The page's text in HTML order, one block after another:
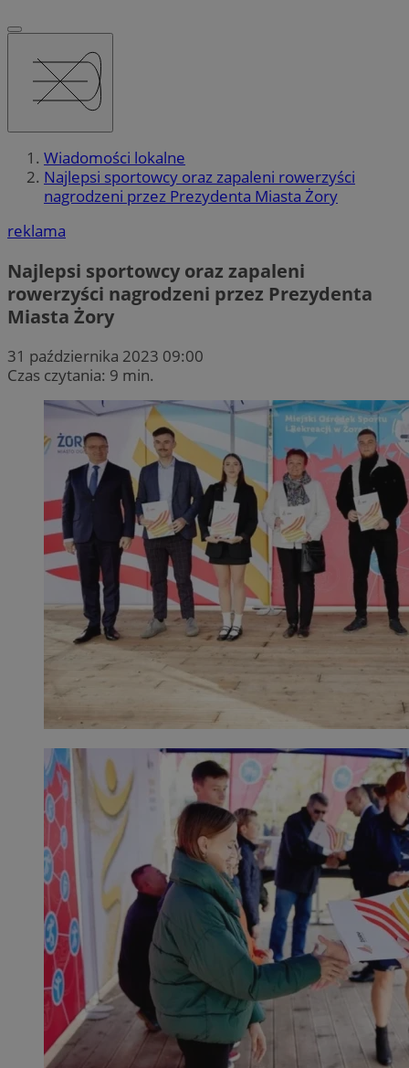
Wiadomości lokalne
Najlepsi sportowcy oraz zapaleni rowerzyści
nagrodzeni przez Prezydenta Miasta Żory
reklama
Najlepsi sportowcy oraz zapaleni
rowerzyści nagrodzeni przez Prezydenta
Miasta Żory
31 października 2023 09:00
Czas czytania: 9 min.